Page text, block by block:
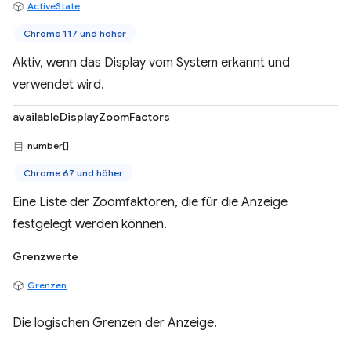
ActiveState
Chrome 117 und höher
Aktiv, wenn das Display vom System erkannt und
verwendet wird.
availableDisplayZoomFactors
number[]
Chrome 67 und höher
Eine Liste der Zoomfaktoren, die für die Anzeige
festgelegt werden können.
Grenzwerte
Grenzen
Die logischen Grenzen der Anzeige.